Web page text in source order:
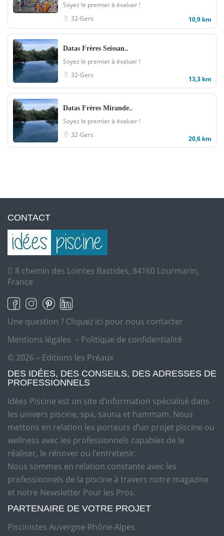
Soyez le premier à évaluer !
32-Gers
10,9 km
Datas Frères Seissan..
Soyez le premier à évaluer !
32-Gers
13,3 km
Datas Frères Mirande..
Soyez le premier à évaluer !
32-Gers
20,6 km
CONTACT
8 chemin des Lointes Bastides, 84160 Lourmarin,
France
Une question ? Cliquez ici pour nous contacter
Mentions légales – Politique de confidentialité
© 2026 – Editions les Préaux
DES IDÉES, DES CONSEILS, DES ADRESSES DE
PROFESSIONNELS
Idées Piscine est un site d’information spécialisé dans
les univers piscine, spa, sauna et hammam. Nous
mettons en relation les porteurs d’un projet piscine ou
wellness avec les professionnels capables de le
réaliser, le rénover ou l’entretenir.
Nous sommes en relation constante avec les
professionnels de la piscine à travers notre magazine
et notre Newsletter Pour les Pros.
PARTENAIRE DE VOTRE PROJET
Piscinistes Auvergne-Rhône-Alpes